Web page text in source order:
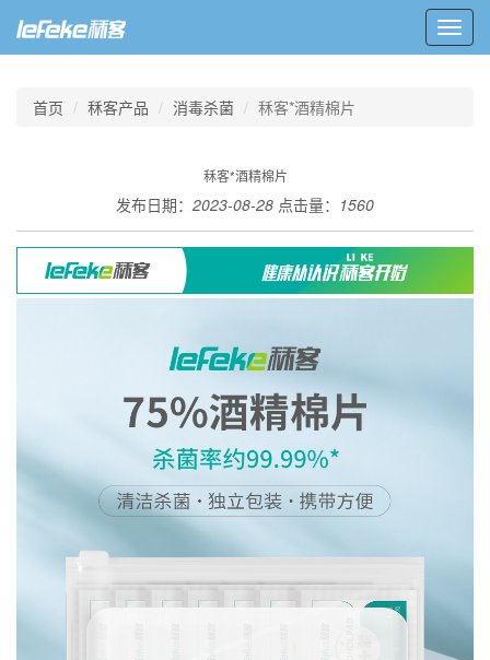
首页 秝客产品 消毒杀菌 秝客*酒精棉片
秝客*酒精棉片
发布日期： 2023-08-28 点击量： 1560